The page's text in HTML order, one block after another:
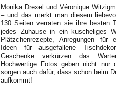
Monika Drexel und Véronique
– und das merkt man diesem
130 Seiten verraten sie ihre besten
jedes Zuhause in ein kuscheliges
Plätzchenrezepte, Anregungen für
Ideen für ausgefallene
Geschenke verkürzen das
Hochwertige Fotos geben nicht nur
sorgen auch dafür, dass schon beim
aufkommt!